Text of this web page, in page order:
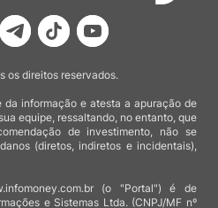
direitos reservados.
informação e atesta a apuração de
equipe, ressaltando, no entanto, que
de investimento, não se
(diretos, indiretos e incidentais),
(o "Portal") é de
e Sistemas Ltda. (CNPJ/MF nº